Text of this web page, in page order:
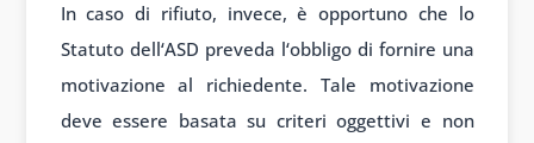
In caso di rifiuto, invece, è opportuno che lo
Statuto dell‘ASD preveda l‘obbligo di fornire una
motivazione al richiedente. Tale motivazione
deve essere basata su criteri oggettivi e non